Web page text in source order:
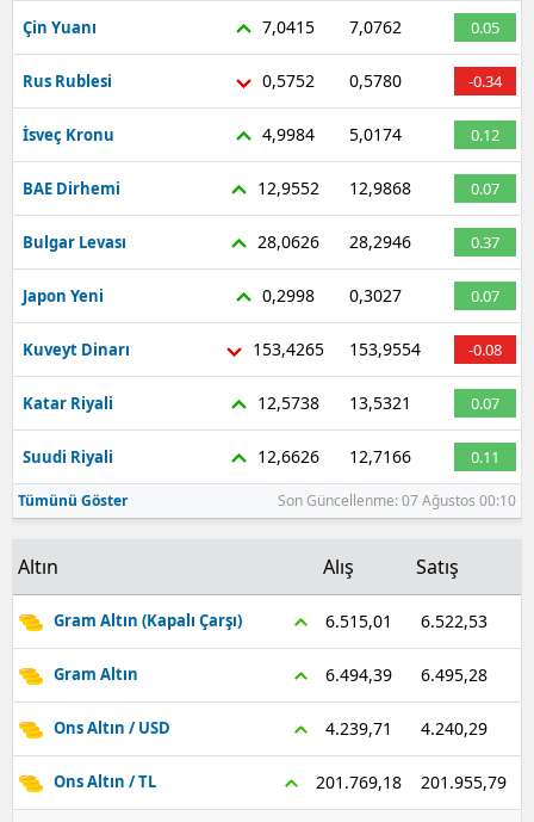
Kayseri
Kırklareli
Kırşehir
Kocaeli
Kütahya
Malatya
Manisa
Kahramanmaraş
Mardin
Muğla
Nevşehir
Niğde
Rize
Sakarya
Çin Yuanı 7,0415 7,0762 0.05
Rus Rublesi 0,5752 0,5780 -0.34
İsveç Kronu 4,9984 5,0174 0.12
BAE Dirhemi 12,9552 12,9868 0.07
Bulgar Levası 28,0626 28,2946 0.37
Japon Yeni 0,2998 0,3027 0.07
Kuveyt Dinarı 153,4265 153,9554 -0.08
Katar Riyali 12,5738 13,5321 0.07
Suudi Riyali 12,6626 12,7166 0.11
Tümünü Göster Son Güncellenme: 07 Ağustos 00:10
Altın Alış Satış
Gram Altın (Kapalı Çarşı) 6.515,01 6.522,53
Gram Altın 6.494,39 6.495,28
Ons Altın / USD 4.239,71 4.240,29
Ons Altın / TL 201.769,18 201.955,79